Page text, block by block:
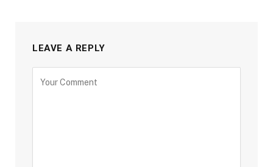
LEAVE A REPLY